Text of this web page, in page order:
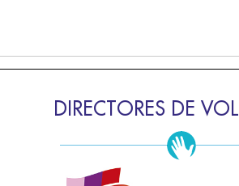
DIRECTORES DE